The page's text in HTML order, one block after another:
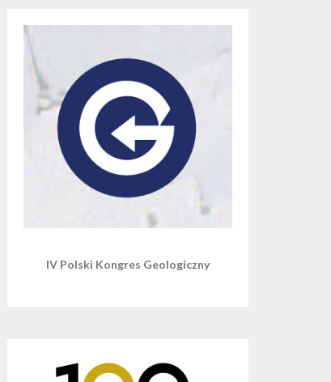
IV Polski Kongres Geologiczny